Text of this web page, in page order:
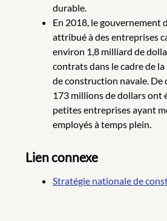
durable.
En 2018, le gouvernement
attribué à des entreprises
environ 1,8 milliard de
contrats dans le cadre de
de construction navale. De
173 millions de dollars ont
petites entreprises ayant
employés à temps plein.
Lien connexe
Stratégie nationale de